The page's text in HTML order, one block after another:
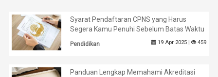
Syarat Pendaftaran CPNS yang Harus
Segera Kamu Penuhi Sebelum Batas Waktu
Pendidikan 19 Apr 2025 | 459
Panduan Lengkap Memahami Akreditasi